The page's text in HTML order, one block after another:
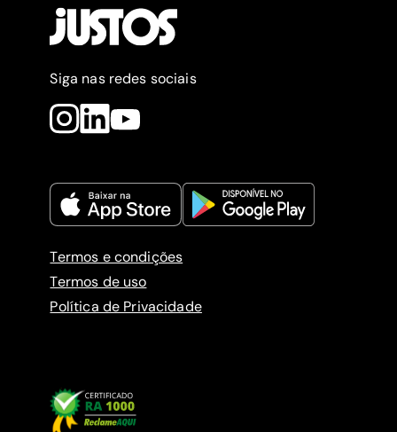
Siga nas redes sociais
Termos e condições
Termos de uso
Política de Privacidade